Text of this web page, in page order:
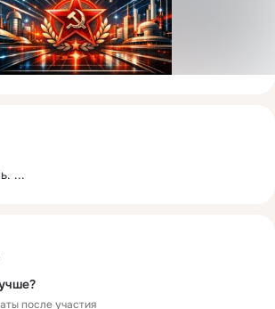
...
после участия